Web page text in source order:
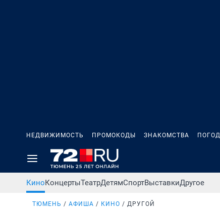
НЕДВИЖИМОСТЬ ПРОМОКОДЫ ЗНАКОМСТВА
КиноКонцертыТеатрДетямСпортВыставкиДругое
ТЮМЕНЬ АФИША КИНО ДРУГОЙ